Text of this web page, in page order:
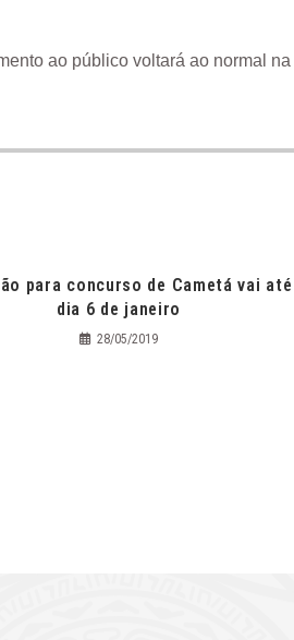
ao público voltará ao normal
para concurso de Cametá vai até
dia 6 de janeiro
28/05/2019